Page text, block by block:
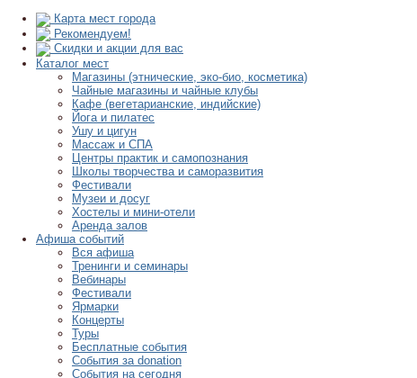
Карта мест города
Рекомендуем!
Скидки и акции для вас
Каталог мест
Магазины (этнические, эко-био, косметика)
Чайные магазины и чайные клубы
Кафе (вегетарианские, индийские)
Йога и пилатес
Ушу и цигун
Массаж и СПА
Центры практик и самопознания
Школы творчества и саморазвития
Фестивали
Музеи и досуг
Хостелы и мини-отели
Аренда залов
Афиша событий
Вся афиша
Тренинги и семинары
Вебинары
Фестивали
Ярмарки
Концерты
Туры
Бесплатные события
События за donation
События на сегодня